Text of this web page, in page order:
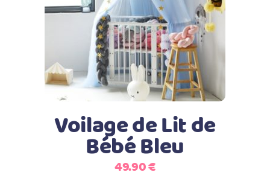
Ajouter au panier
Voilage de Lit de
Bébé Bleu
49.90€